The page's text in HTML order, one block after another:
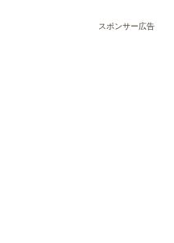
スポンサー広告